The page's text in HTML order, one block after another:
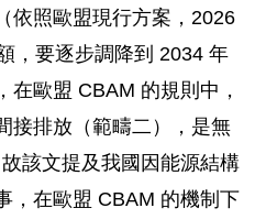
依照歐盟現行方案，2026
，要逐步調降到 2034 年
在歐盟 CBAM 的規則中，
接排放（範疇二），是無
該文提及我國因能源結構
，在歐盟 CBAM 的機制下